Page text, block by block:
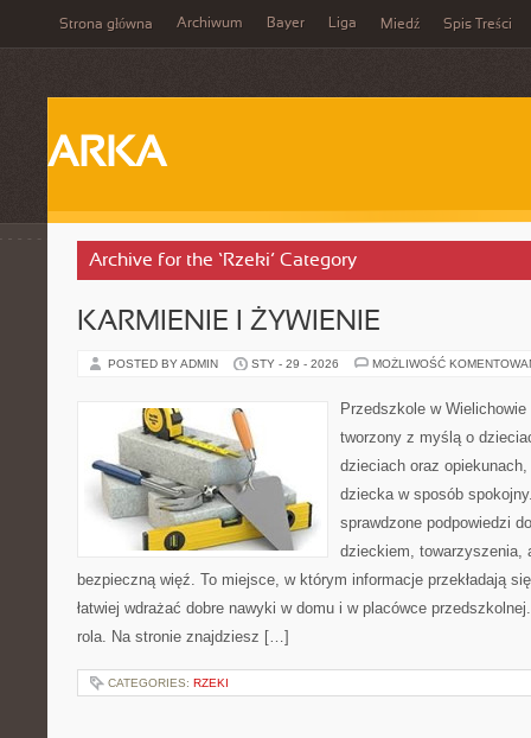
Strona główna Archiwum Bayer Liga Miedź Spis Treści
ARKA
Archive for the ‘Rzeki’ Category
KARMIENIE I ŻYWIENIE
POSTED BY ADMIN STY - 29 - 2026 MOŻLIWOŚĆ
Przedszkole w
tworzony z myślą o
dzieciach oraz
dziecka w sposób
sprawdzone podpowiedzi
dzieckiem, towarzyszenia,
bezpieczną więź. To miejsce, w którym informacje przekładają
łatwiej wdrażać dobre nawyki w domu i w placówce
rola. Na stronie znajdziesz […]
CATEGORIES: RZEKI